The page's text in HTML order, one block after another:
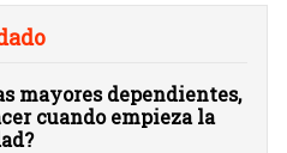
mayores dependientes,
cuando empieza la